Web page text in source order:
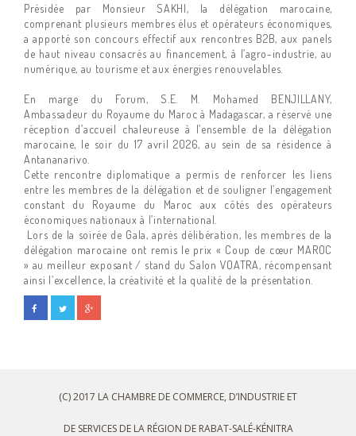
Présidée par Monsieur SAKHI, la délégation marocaine,
comprenant plusieurs membres élus et opérateurs économiques,
a apporté son concours effectif aux rencontres B2B, aux panels
de haut niveau consacrés au financement, à l’agro-industrie, au
numérique, au tourisme et aux énergies renouvelables.
En marge du Forum, S.E. M. Mohamed BENJILLANY,
Ambassadeur du Royaume du Maroc à Madagascar, a réservé une
réception d’accueil chaleureuse à l’ensemble de la délégation
marocaine, le soir du 17 avril 2026, au sein de sa résidence à
Antananarivo.
Cette rencontre diplomatique a permis de renforcer les liens
entre les membres de la délégation et de souligner l’engagement
constant du Royaume du Maroc aux côtés des opérateurs
économiques nationaux à l’international.
Lors de la soirée de Gala, après délibération, les membres de la
délégation marocaine ont remis le prix « Coup de cœur MAROC
» au meilleur exposant / stand du Salon VOATRA, récompensant
ainsi l’excellence, la créativité et la qualité de la présentation.
(C) 2017 LA CHAMBRE DE COMMERCE, D’INDUSTRIE ET
DE SERVICES DE LA RÉGION DE RABAT-SALÉ-KÉNITRA